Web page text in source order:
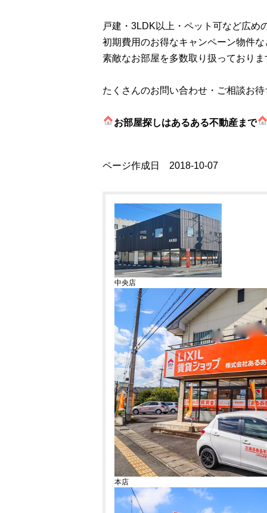
戸建・3LDK以上・ペット可など広め
初期費用のお得なキャンペーン物件な
素敵なお部屋を多数取り扱っておりま
たくさんのお問い合わせ・ご相談お
お部屋探しはあるある不動産まで
ページ作成日 2018-10-07
中央店
本店